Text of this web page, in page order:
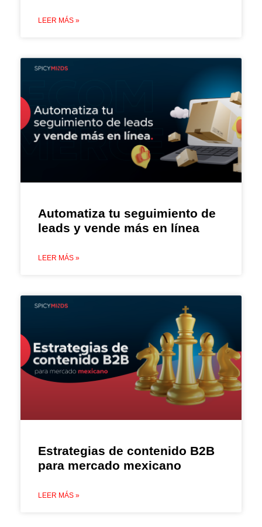
LEER MÁS »
Automatiza tu seguimiento de
leads y vende más en línea
LEER MÁS »
Estrategias de contenido B2B
para mercado mexicano
LEER MÁS »